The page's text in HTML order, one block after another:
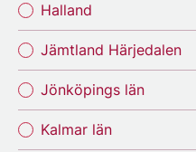
Halland
Jämtland Härjedalen
Jönköpings län
Kalmar län